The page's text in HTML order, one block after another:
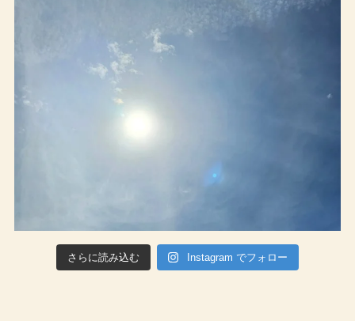
さらに読み込む Instagram でフォロー